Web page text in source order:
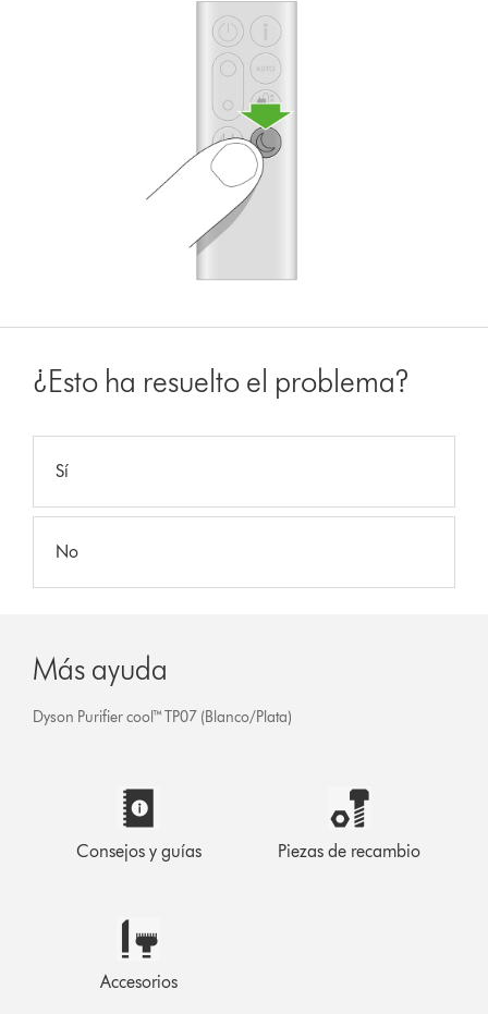
¿Esto ha resuelto el problema?
Sí
No
Más ayuda
Dyson Purifier cool™ TP07 (Blanco/Plata)
Consejos y guías Piezas de recambio
Accesorios